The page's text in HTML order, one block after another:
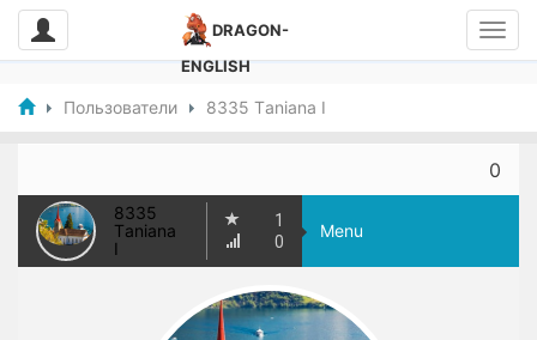
DRAGON-
ENGLISH
Пользователи 8335 Тaniana I
0
8335
Тaniana
I
1
0
Menu